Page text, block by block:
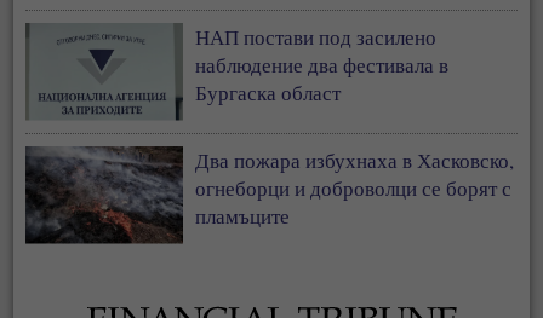
НАП постави под засилено
наблюдение два фестивала в
Бургаска област
Два пожара избухнаха в Хасковско,
огнеборци и доброволци се борят с
пламъците